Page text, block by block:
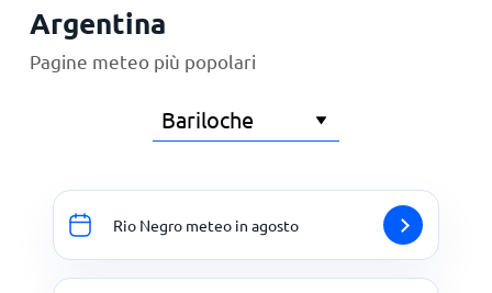
Argentina
Pagine meteo più popolari
Rio Negro meteo in agosto